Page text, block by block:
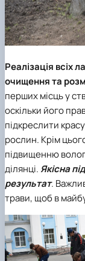
Реалізація всіх
очищення та
перших місць у
оскільки його
підкреслити
рослин. Крім
підвищенню
ділянці.Якісна
результат.
трави, щоб в